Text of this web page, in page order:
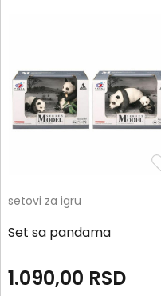
setovi za igru
Set sa pandama
1.090,00 RSD